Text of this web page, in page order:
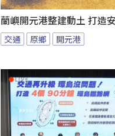
蘭嶼開元港整建動土 打造
交通 原鄉 開元港